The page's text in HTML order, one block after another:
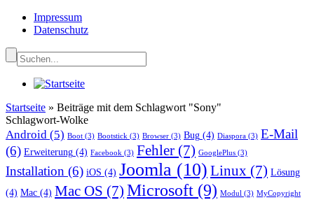
Impressum
Datenschutz
Startseite » Beiträge mit dem Schlagwort "Sony"
Schlagwort-Wolke
Android (5) Boot (3) Bootstick (3) Browser (3) Bug (4) Diaspora (3) E-Mail
(6) Erweiterung (4) Facebook (3) Fehler (7) GooglePlus (3)
Installation (6) iOS (4) Joomla (10) Linux (7) Lösung
(4) Mac (4) Mac OS (7) Microsoft (9) Modul (3) MyCopyright